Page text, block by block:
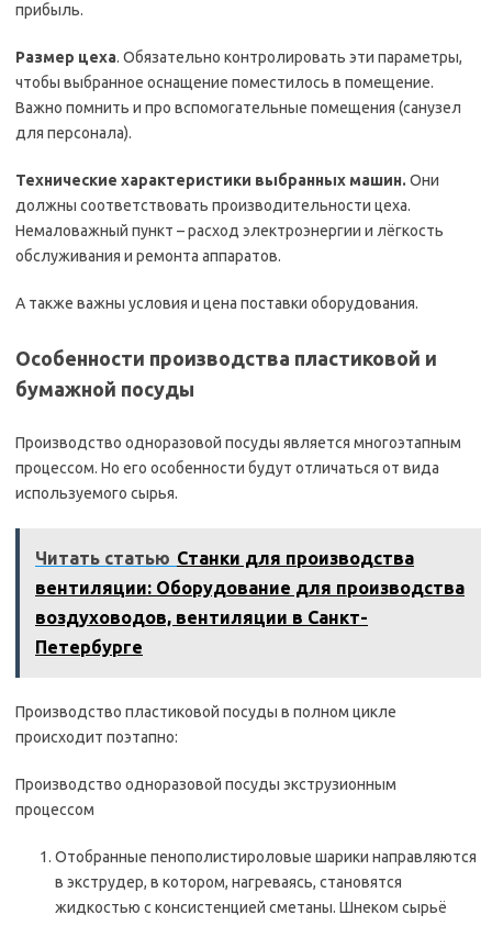
прибыль.
Размер цеха. Обязательно контролировать эти параметры,
чтобы выбранное оснащение поместилось в помещение.
Важно помнить и про вспомогательные помещения (санузел
для персонала).
Технические характеристики выбранных машин. Они
должны соответствовать производительности цеха.
Немаловажный пункт – расход электроэнергии и лёгкость
обслуживания и ремонта аппаратов.
А также важны условия и цена поставки оборудования.
Особенности производства пластиковой и
бумажной посуды
Производство одноразовой посуды является многоэтапным
процессом. Но его особенности будут отличаться от вида
используемого сырья.
Читать статью Станки для производства
вентиляции: Оборудование для производства
воздуховодов, вентиляции в Санкт-
Петербурге
Производство пластиковой посуды в полном цикле
происходит поэтапно:
Производство одноразовой посуды экструзионным
процессом
Отобранные пенополистироловые шарики направляются
в экструдер, в котором, нагреваясь, становятся
жидкостью с консистенцией сметаны. Шнеком сырьё